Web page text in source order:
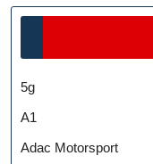
5g
A1
Adac Motorsport